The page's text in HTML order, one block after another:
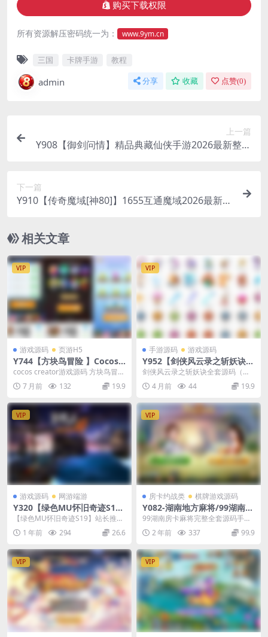
购买下载权限
所有资源解压密码统一为： www.9ym.cn
三国 卡牌手游 教程
admin 分享 收藏 点赞(0)
上一篇
Y908【御剑问情】精品典藏仙侠手游2026最新整理
下一篇
Y910【传奇魔域[神80]】1655互通魔域2026最新整
相关文章
VIP
游戏源码 页游H5
Y744【方块鸟冒险 】Cocos
Creator 2.x 源码下载 | 超好
cocos creator游戏源码 方块鸟冒险
2.x 好玩的休闲游戏
7 月前 132 19.9
VIP
手游源码 游戏源码
Y952【剑侠风云录之斩妖诀】
全套源码/前后端完整源码配套
剑侠风云录之斩妖诀全套源码（前
端源码+后端源码+策划文档） 可以
搜“剑侠风云录之...
4 月前 44 19.9
VIP
游戏源码 网游端游
Y320【绿色MU怀旧奇迹S1
9】2.5D奇迹角色扮演类剧情
端游-最新打包Win服务端源码
视频架设教程-完整PC客户端-
【绿色MU怀旧奇迹S19】站长推荐
怀旧2.5D奇迹角色扮演类剧情端游-
2025年...
1 年前 294 26.6
VIP
房卡约战类 棋牌游戏源码
Y082-湖南地方麻将/99湖南房
卡麻将全套完整源码手机端
+服务器端+网站后台
99湖南房卡麻将完整全套源码手机
端服务器网站后台/服务器与内核通
信源码，编译使用...
2 年前 337 99.9
VIP VIP